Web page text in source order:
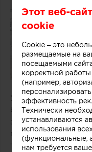
Удачное решение
бюро One Design
занимавшиеся
мороженого,
торговых центров
Этот веб-
cookie
Cookie – это
размещаемые на
посещаемыми
корректной
(например,
эффективность
Технически
устанавливаются
использования
(функциональные,
нам требуется ваше